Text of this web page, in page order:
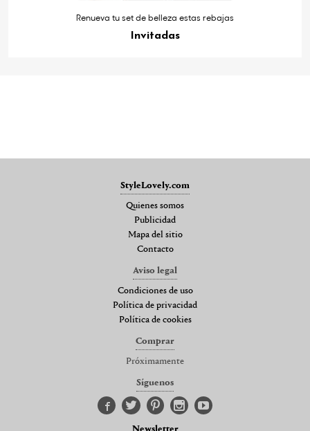
Renueva tu set de belleza estas rebajas
Invitadas
StyleLovely.com
Quienes somos
Publicidad
Mapa del sitio
Contacto
Aviso legal
Condiciones de uso
Política de privacidad
Política de cookies
Comprar
Próximamente
Síguenos